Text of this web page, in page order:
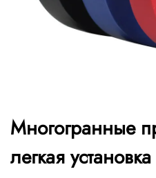
Многогранные
легкая установка